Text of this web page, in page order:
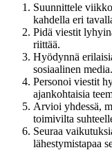
Suunnittele
kahdella eri
Pidä viestit
riittää.
Hyödynnä
sosiaalinen media.
Personoi viestit
ajankohtaisia
Arvioi yhdessä,
toimivilta
Seuraa
lähestymistapaa